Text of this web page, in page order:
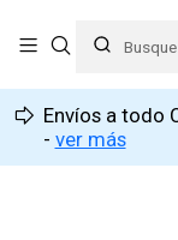
Envíos a todo
- ver más